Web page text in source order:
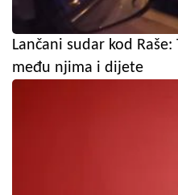
Lančani sudar kod
među njima i dijete